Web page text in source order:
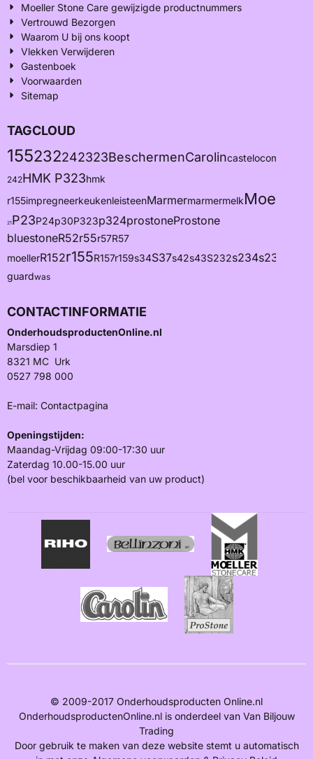
Moeller Stone Care gewijzigde productnummers
Vertrouwd Bezorgen
Waarom U bij ons koopt
Vlekken Verwijderen
Gastenboek
Voorwaarden
Sitemap
TAGCLOUD
155232242323BeschermenCarolincastelocomposiet
242HMK P323hmk
r155impregneerkeukenleisteenMarmermarmermelkMoeller
21P23P24p30P323p324prostoneProstone
bluestoneR52r55r57R57
moellerR152r155R157r159s34S37s42s43S232s234s235
guardwas
CONTACTINFORMATIE
OnderhoudsproductenOnline.nl
Marsdiep 1
8321 MC Urk
0527 798 000
E-mail: Contactpagina
Openingstijden:
Maandag-Vrijdag 09:00-17:30 uur
Zaterdag 10.00-15.00 uur
(bel voor beschikbaarheid van uw product)
© 2009-2017 Onderhoudsproducten Online.nl
OnderhoudsproductenOnline.nl is onderdeel van Van Biljouw
Trading
Door gebruik te maken van deze website stemt u automatisch